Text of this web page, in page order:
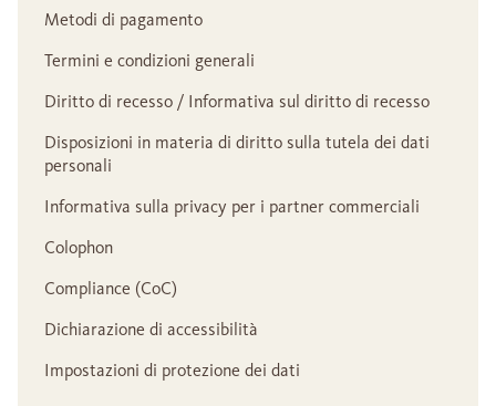
Metodi di pagamento
Termini e condizioni generali
Diritto di recesso / Informativa sul diritto di recesso
Disposizioni in materia di diritto sulla tutela dei dati
personali
Informativa sulla privacy per i partner commerciali
Colophon
Compliance (CoC)
Dichiarazione di accessibilità
Impostazioni di protezione dei dati